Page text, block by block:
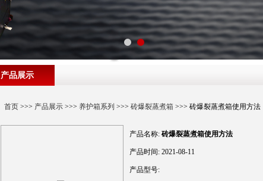
产品展示
首页>>> 产品展示>>> 养护箱系列 >>> 砖爆裂蒸煮箱 >>> 砖爆裂蒸煮箱使用方法
产品名称: 砖爆裂蒸煮箱使用方法
产品时间: 2021-08-11
产品型号: